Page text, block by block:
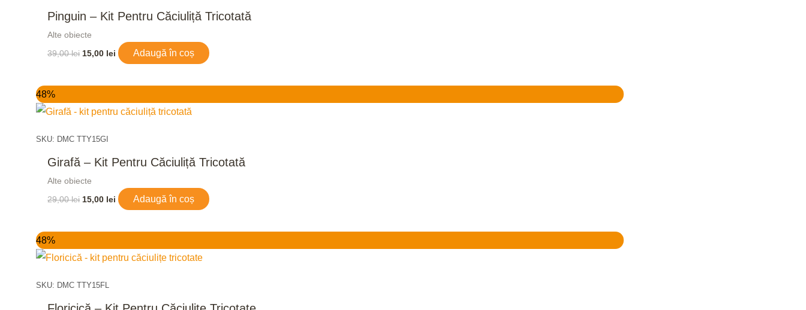
Pinguin – Kit Pentru Căciuliță Tricotată
Alte obiecte
39,00lei 15,00 lei Adaugă în coș
48%
SKU: DMC TTY15GI
Girafă – Kit Pentru Căciuliță Tricotată
Alte obiecte
29,00lei
inițial
a
15,00 lei
curent
este:
Adaugă în coș
48%
SKU: DMC TTY15FL
inițial
a
curent
este: